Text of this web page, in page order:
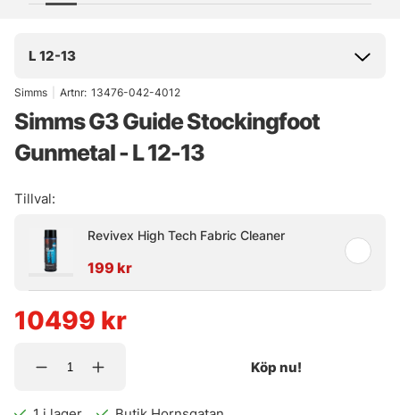
L 12-13
Simms Artnr: 13476-042-4012
Simms G3 Guide Stockingfoot
Gunmetal - L 12-13
Tillval:
Revivex High Tech Fabric Cleaner
199 kr
10499 kr
Köp nu!